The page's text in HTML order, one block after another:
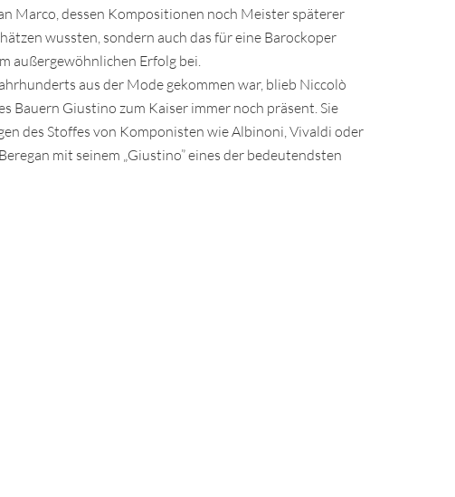
Marco, dessen Kompositionen noch Meister späterer
wussten, sondern auch das für eine Barockoper
außergewöhnlichen Erfolg bei.
aus der Mode gekommen war, blieb Niccolò
Bauern Giustino zum Kaiser immer noch präsent. Sie
des Stoffes von Komponisten wie Albinoni, Vivaldi oder
mit seinem „Giustino” eines der bedeutendsten